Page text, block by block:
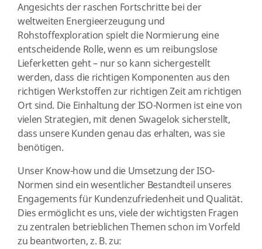
Angesichts der raschen Fortschritte bei der
weltweiten Energieerzeugung und
Rohstoffexploration spielt die Normierung eine
entscheidende Rolle, wenn es um reibungslose
Lieferketten geht – nur so kann sichergestellt
werden, dass die richtigen Komponenten aus den
richtigen Werkstoffen zur richtigen Zeit am richtigen
Ort sind. Die Einhaltung der ISO-Normen ist eine von
vielen Strategien, mit denen Swagelok sicherstellt,
dass unsere Kunden genau das erhalten, was sie
benötigen.
Unser Know-how und die Umsetzung der ISO-
Normen sind ein wesentlicher Bestandteil unseres
Engagements für Kundenzufriedenheit und Qualität.
Dies ermöglicht es uns, viele der wichtigsten Fragen
zu zentralen betrieblichen Themen schon im Vorfeld
zu beantworten, z. B. zu: